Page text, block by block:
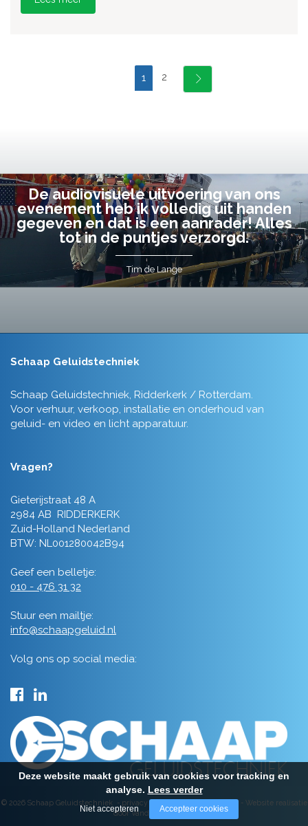
1 2
De audiovisuele uitvoering van ons
evenement heb ik volledig uit handen
gegeven en dat is een aanrader! Alles
tot in de puntjes verzorgd.
Tim de Lange
Schaap Geluidstechniek
Schaap Geluidstechniek, Ridderkerk / Rotterdam.
Voor verhuur, verkoop, installatie en onderhoud van
geluid- en video en licht apparatuur.
Vragen?
Gieterijstraat 48 A
2984 AB RIDDERKERK
Zuid-Holland Nederland
BTW: NL001280042B94
Geef een belletje:
010 - 476 31 32
Stuur een mailtje:
info@schaapgeluid.nl
Volg ons op social media:
© 2026 Schaap Geluidstechniek - privacy - algemene voorwaarden- Website realisatie
door Vanderperk Groep
Deze website maakt gebruik van cookies voor tracking en
analyse. Lees verder
Niet accepteren Accepteer cookies